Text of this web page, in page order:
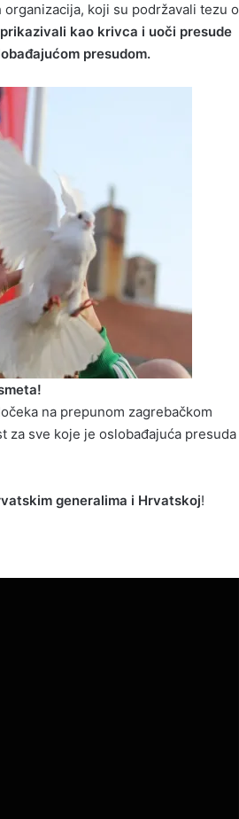
koji su podržavali tezu o
kao krivca i uoči presude
presudom.
na prepunom zagrebačkom
za sve koje je oslobađajuća presuda
generalima i Hrvatskoj!